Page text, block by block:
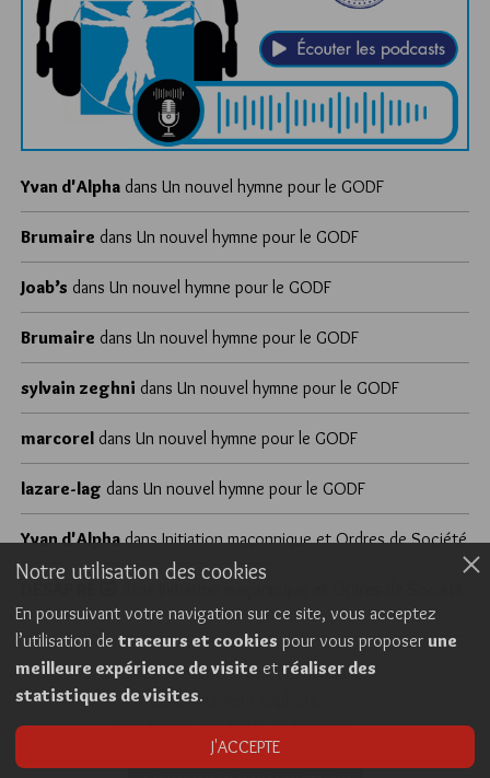
Yvan d'Alpha dans Un nouvel hymne pour le GODF
Brumaire dans Un nouvel hymne pour le GODF
Joab’s dans Un nouvel hymne pour le GODF
Brumaire dans Un nouvel hymne pour le GODF
sylvain zeghni dans Un nouvel hymne pour le GODF
marcorel dans Un nouvel hymne pour le GODF
lazare-lag dans Un nouvel hymne pour le GODF
Yvan d'AlphadansInitiation maçonnique et Ordres de Société
Cookies
Politique de confidentialité
Consentement explicite
Conditions générales d’utilisation
Notre utilisation des cookies
En poursuivant votre navigation sur ce site, vous acceptez
l’utilisation de traceurs et cookies pour vous proposer une
meilleure expérience de visite et réaliser des
statistiques de visites.
J'ACCEPTE